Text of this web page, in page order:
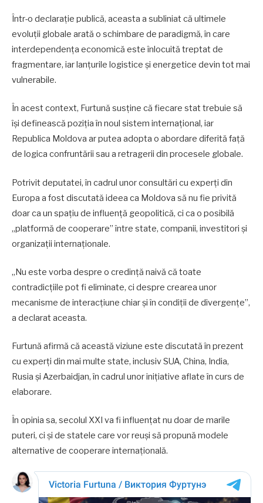
Într-o declarație publică, aceasta a subliniat că ultimele
evoluții globale arată o schimbare de paradigmă, în care
interdependența economică este înlocuită treptat de
fragmentare, iar lanțurile logistice și energetice devin tot mai
vulnerabile.
În acest context, Furtună susține că fiecare stat trebuie să
își definească poziția în noul sistem internațional, iar
Republica Moldova ar putea adopta o abordare diferită față
de logica confruntării sau a retragerii din procesele globale.
Potrivit deputatei, în cadrul unor consultări cu experți din
Europa a fost discutată ideea ca Moldova să nu fie privită
doar ca un spațiu de influență geopolitică, ci ca o posibilă
„platformă de cooperare” între state, companii, investitori și
organizații internaționale.
„Nu este vorba despre o credință naivă că toate
contradicțiile pot fi eliminate, ci despre crearea unor
mecanisme de interacțiune chiar și în condiții de divergențe”,
a declarat aceasta.
Furtună afirmă că această viziune este discutată în prezent
cu experți din mai multe state, inclusiv SUA, China, India,
Rusia și Azerbaidjan, în cadrul unor inițiative aflate în curs de
elaborare.
În opinia sa, secolul XXI va fi influențat nu doar de marile
puteri, ci și de statele care vor reuși să propună modele
alternative de cooperare internațională.